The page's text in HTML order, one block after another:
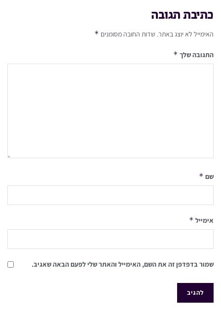
כתיבת תגובה
האימייל לא יוצג באתר. שדות החובה מסומנים *
התגובה שלך *
שם *
אימייל *
שמור בדפדפן זה את השם, האימייל והאתר שלי לפעם הבאה שאגיב.